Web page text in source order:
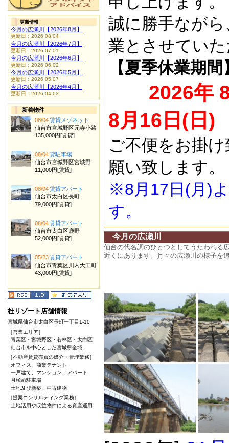
誠に勝手なが
業とさせてい
【夏季休業期間
2026年
8月16日(日)
ご不便をお掛
願い致します。
※8月17日(月)
す。
今月の広瀬川
仙台の代名詞のひとつとしてうたわれる
近くにあります。月々の広瀬川の様子を
更新情報
今月の広瀬川【2026年8月】
更新日：2026.08.04
今月の広瀬川【2026年7月】
更新日：2026.07.01
今月の広瀬川【2026年6月】
更新日：2026.06.02
今月の広瀬川【2026年5月】
更新日：2026.05.07
今月の広瀬川【2026年4月】
更新日：2026.04.03
新着物件
08/04賃貸メゾネット
仙台市宮城野区元寺小路
135,000円[賃貸]
08/04貸駐車場
仙台市宮城野区宮城野
11,000円[賃貸]
08/04賃貸アパート
仙台市太白区長町
79,000円[賃貸]
08/04賃貸アパート
仙台市太白区鹿野
52,000円[賃貸]
05/23賃貸アパート
仙台市青葉区川内大工町
43,000円[賃貸]
杜リゾート店舗情報
宮城県仙台市太白区長町一丁目1-10
［営業エリア］
青葉区・宮城野区・若林区・太白区
仙台市を中心とした宮城県全域
［不動産賃貸売買の媒介・管理業務］
オフィス、商業テナント
一戸建て、マンション、アパート
月極め駐車場
土地及び新築、中古建物
［提案コンサルティング業務］
土地活用や収益物件による資産運用